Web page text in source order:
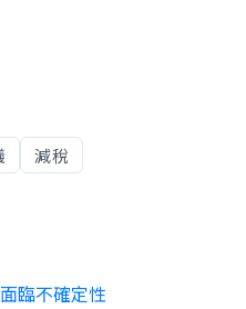
減稅
臨不確定性